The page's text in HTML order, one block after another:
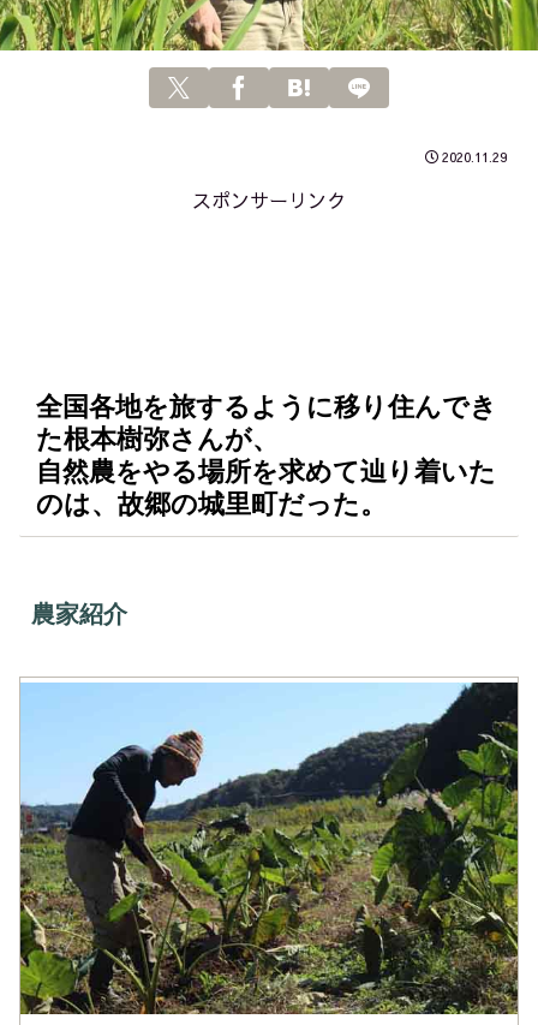
2020.11.29
スポンサーリンク
全国各地を旅するように移り住んでき
た根本樹弥さんが、
自然農をやる場所を求めて辿り着いた
のは、故郷の城里町だった。
農家紹介